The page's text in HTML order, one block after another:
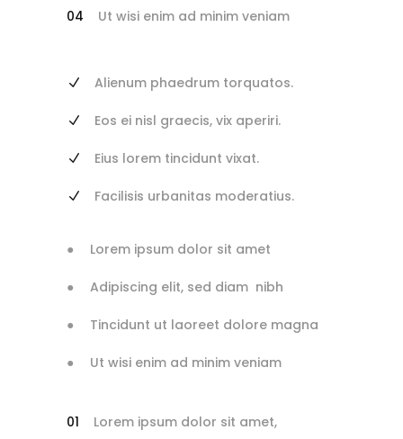
Ut wisi enim ad minim veniam
Alienum phaedrum torquatos.
Eos ei nisl graecis, vix aperiri.
Eius lorem tincidunt vixat.
Facilisis urbanitas moderatius.
Lorem ipsum dolor sit amet
Adipiscing elit, sed diam nibh
Tincidunt ut laoreet dolore magna
Ut wisi enim ad minim veniam
Lorem ipsum dolor sit amet,